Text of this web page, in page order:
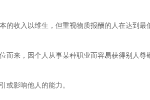
收入以维生，但重视物质报酬的人在达到最
来，因个人从事某种职业而容易获得别人尊
影响他人的能力。